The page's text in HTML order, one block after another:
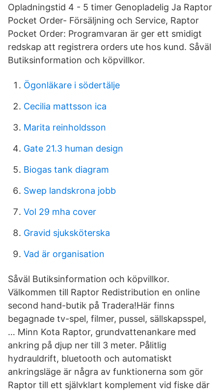
Opladningstid 4 - 5 timer Genopladelig Ja Raptor
Pocket Order- Försäljning och Service, Raptor
Pocket Order: Programvaran är ger ett smidigt
redskap att registrera orders ute hos kund. Såväl
Butiksinformation och köpvillkor.
Ögonläkare i södertälje
Cecilia mattsson ica
Marita reinholdsson
Gate 21.3 human design
Biogas tank diagram
Swep landskrona jobb
Vol 29 mha cover
Gravid sjuksköterska
Vad är organisation
Såväl Butiksinformation och köpvillkor.
Välkommen till Raptor Redistribution en online
second hand-butik på Tradera!Här finns
begagnade tv-spel, filmer, pussel, sällskapsspel,
… Minn Kota Raptor, grundvattenankare med
ankring på djup ner till 3 meter. Pålitlig
hydrauldrift, bluetooth och automatiskt
ankringsläge är några av funktionerna som gör
Raptor till ett självklart komplement vid fiske där